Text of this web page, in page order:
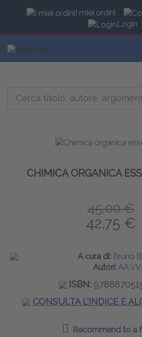
I miei ordini
Login
CHIMICA ORGANICA
45,00 €
42,75 €
A cura di: Bruno
Autori: AA.VV.
ISBN:
CONSULTA L'INDICE E
Recommend to a